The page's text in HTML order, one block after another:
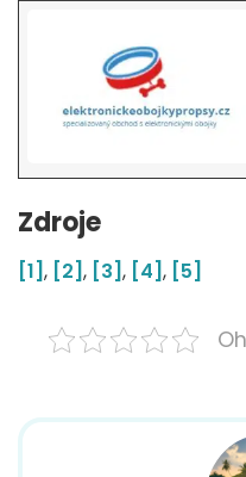
Zdroje
[1], [2], [3], [4], [5]